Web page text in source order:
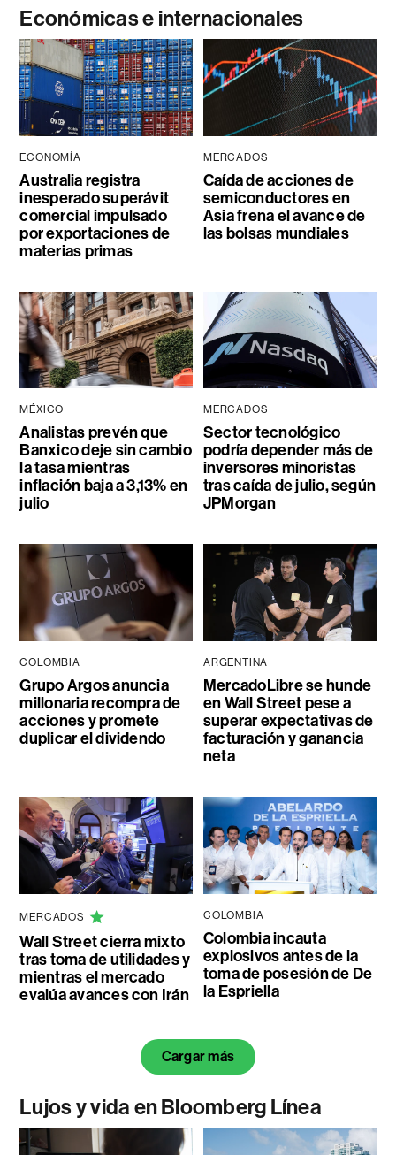
Económicas e internacionales
ECONOMÍA
Australia registra
inesperado superávit
comercial impulsado
por exportaciones de
materias primas
MERCADOS
Caída de acciones de
semiconductores en
Asia frena el avance de
las bolsas mundiales
MÉXICO
Analistas prevén que
Banxico deje sin cambio
la tasa mientras
inflación baja a 3,13% en
julio
MERCADOS
Sector tecnológico
podría depender más de
inversores minoristas
tras caída de julio, según
JPMorgan
COLOMBIA
Grupo Argos anuncia
millonaria recompra de
acciones y promete
duplicar el dividendo
ARGENTINA
MercadoLibre se hunde
en Wall Street pese a
superar expectativas de
facturación y ganancia
neta
MERCADOS
Wall Street cierra mixto
tras toma de utilidades y
mientras el mercado
evalúa avances con Irán
COLOMBIA
Colombia incauta
explosivos antes de la
toma de posesión de De
la Espriella
Cargar más
Lujos y vida en Bloomberg Línea